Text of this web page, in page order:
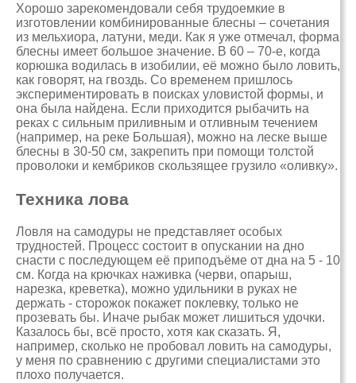
Хорошо зарекомендовали себя трудоемкие в
изготовлении комбинированные блесны – сочетания
из мельхиора, латуни, меди. Как я уже отмечал, форма
блесны имеет большое значение. В 60 – 70-е, когда
корюшка водилась в изобилии, её можно было ловить,
как говорят, на гвоздь. Со временем пришлось
экспериментировать в поисках уловистой формы, и
она была найдена. Если приходится рыбачить на
реках с сильным приливным и отливным течением
(например, на реке Большая), можно на леске выше
блесны в 30-50 см, закрепить при помощи толстой
проволоки и кембриков скользящее грузило «оливку».
Техника лова
Ловля на самодуры не представляет особых
трудностей. Процесс состоит в опускании на дно
снасти с последующем её приподъёме от дна на 5 - 10
см. Когда на крючках наживка (черви, опарыш,
нарезка, креветка), можно удильники в руках не
держать - сторожок покажет поклевку, только не
прозевать бы. Иначе рыбак может лишиться удочки.
Казалось бы, всё просто, хотя как сказать. Я,
например, сколько не пробовал ловить на самодуры,
у меня по сравнению с другими специалистами это
плохо получается.